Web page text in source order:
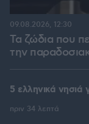
Τα ζώδια που
την
09.08.2026, 12:30
5 ελληνικά νησιά
πριν 34 λεπτά